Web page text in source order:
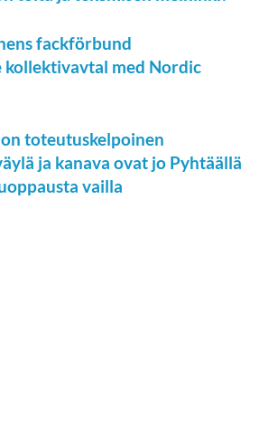
fackförbund
kollektivavtal med Nordic
toteutuskelpoinen
ja kanava ovat jo Pyhtäällä
vailla